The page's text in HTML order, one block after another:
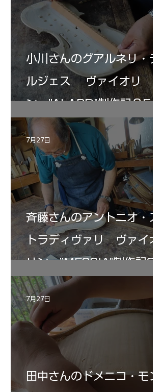
小川さんのグアルネリ・デ
ルジェス ヴァイオリ
ン ”ALARD"制作記３5
斉藤さんのアントニオ・ス
トラディヴァリ ヴァイオ
リン ”MESSIA"制作記33
7月27日
田中さんのドメニコ・モン
7月27日